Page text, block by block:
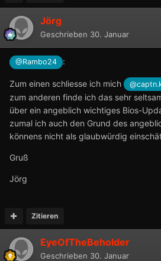
Jörg
Geschrieben 30. Januar
@Rambo24 :
Zum einen schliesse ich mich
zum anderen finde ich das sehr
über ein angeblich wichtiges Bios-
zumal ich auch den Grund des
könnens nicht als glaubwürdig
Gruß
Jörg
Zitieren
EyeOfTheBeholder
Geschrieben 30. Januar